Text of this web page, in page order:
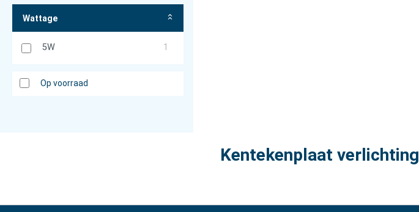
Wattage
5W 1
Op voorraad
Kentekenplaat verlichting